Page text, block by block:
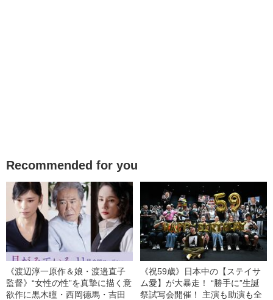
Recommended for you
《渡辺淳一原作＆娘・渡邉直子
監督》“女性の性”を真摯に描く意
欲作に黒木瞳・西岡德馬・吉田
《祝59歳》日本中の【ステイサ
ム愛】が大暴走！ “勝手に”生誕
祭試写会開催！ 主演も助演も全